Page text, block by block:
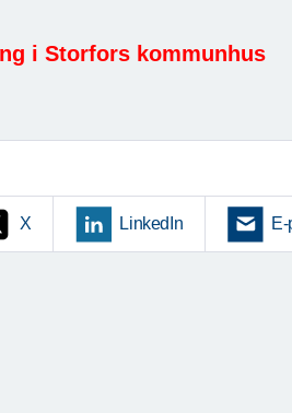
i Storfors kommunhus
X LinkedIn